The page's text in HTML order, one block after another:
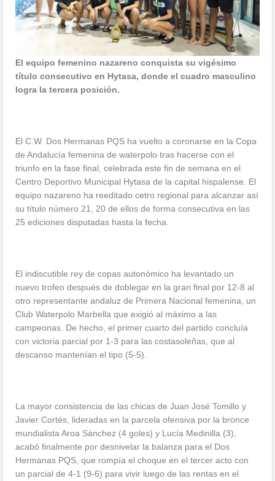
El equipo femenino nazareno conquista su vigésimo
título consecutivo en Hytasa, donde el cuadro masculino
logra la tercera posición.
El C.W. Dos Hermanas PQS ha vuelto a coronarse en la Copa
de Andalucía femenina de waterpolo tras hacerse con el
triunfo en la fase final, celebrada este fin de semana en el
Centro Deportivo Municipal Hytasa de la capital hispalense. El
equipo nazareno ha reeditado cetro regional para alcanzar así
su título número 21, 20 de ellos de forma consecutiva en las
25 ediciones disputadas hasta la fecha.
El indiscutible rey de copas autonómico ha levantado un
nuevo trofeo después de doblegar en la gran final por 12-8 al
otro representante andaluz de Primera Nacional femenina, un
Club Waterpolo Marbella que exigió al máximo a las
campeonas. De hecho, el primer cuarto del partido concluía
con victoria parcial por 1-3 para las costasoleñas, que al
descanso mantenían el tipo (5-5).
La mayor consistencia de las chicas de Juan José Tomillo y
Javier Cortés, lideradas en la parcela ofensiva por la bronce
mundialista Aroa Sánchez (4 goles) y Lucía Medinilla (3),
acabó finalmente por desnivelar la balanza para el Dos
Hermanas PQS, que rompía el choque en el tercer acto con
un parcial de 4-1 (9-6) para vivir luego de las rentas en el